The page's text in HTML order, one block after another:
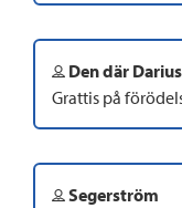
Den där Darius
Grattis på
Segerström